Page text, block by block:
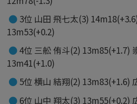
3位 山田 飛七太(3)
13m53(+0.2)
4位 三舩 侑斗(2) 13m85(+1.7)
13m41(+1.0)
5位 横山 結翔(2) 13m83(+1.6)
6位 山中 翔太(3) 13m55(+0.2)